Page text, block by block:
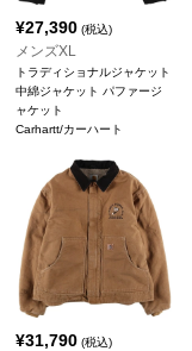
¥27,390 (税込)
メンズXL
トラディショナルジャケット
中綿ジャケット パファージ
ャケット
Carhartt/カーハート
¥31,790 (税込)